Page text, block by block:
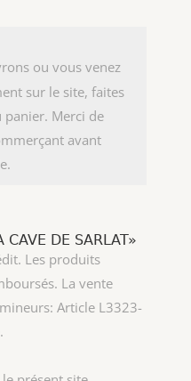
ou vous venez
sur le site, faites
panier. Merci de
avant
DE SARLAT»
Les produits
La vente
Article L3323-